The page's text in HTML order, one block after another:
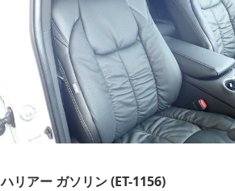
ハリアー ガソリン (ET-1156)